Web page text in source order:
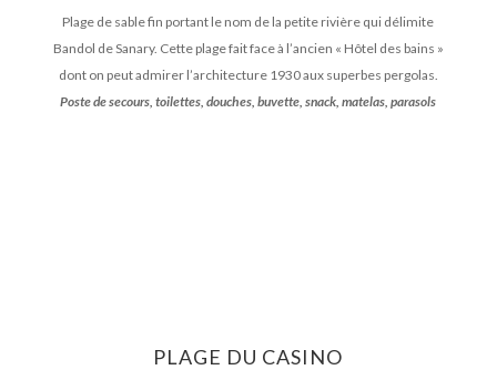
Plage de sable fin portant le nom de la petite rivière qui délimite
Bandol de Sanary. Cette plage fait face à l’ancien « Hôtel des bains »
dont on peut admirer l’architecture 1930 aux superbes pergolas.
Poste de secours, toilettes, douches, buvette, snack, matelas, parasols
PLAGE DU CASINO